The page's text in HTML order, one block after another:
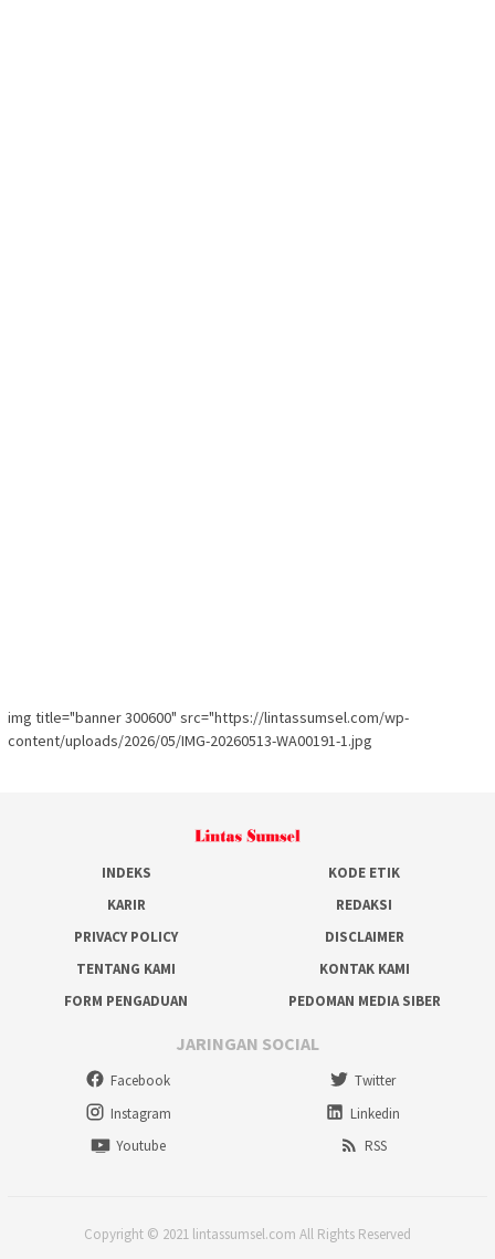
img title="banner 300600" src="https://lintassumsel.com/wp-
content/uploads/2026/05/IMG-20260513-WA00191-1.jpg
INDEKS
KODE ETIK
KARIR
REDAKSI
PRIVACY POLICY
DISCLAIMER
TENTANG KAMI
KONTAK KAMI
FORM PENGADUAN
PEDOMAN MEDIA SIBER
JARINGAN SOCIAL
Facebook
Twitter
Instagram
Linkedin
Youtube
RSS
Copyright © 2021 lintassumsel.com All Rights Reserved